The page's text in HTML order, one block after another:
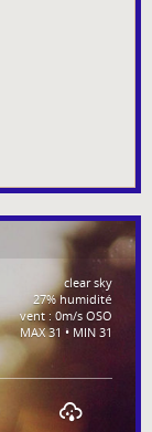
clear sky
27% humidité
vent : 0m/s OSO
MAX 31 • MIN 31